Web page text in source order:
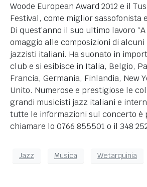
Woode European Award 2012 e il
Festival, come miglior sassofonista
Di quest’anno il suo ultimo lavoro
omaggio alle composizioni di alcuni
jazzisti italiani. Ha suonato in
club e si esibisce in Italia, Belgio,
Francia, Germania, Finlandia, New
Unito. Numerose e prestigiose le
grandi musicisti jazz italiani e
tutte le informazioni sul concerto è
chiamare lo 0766 855501 o il 348
Jazz Musica Wetarquinia